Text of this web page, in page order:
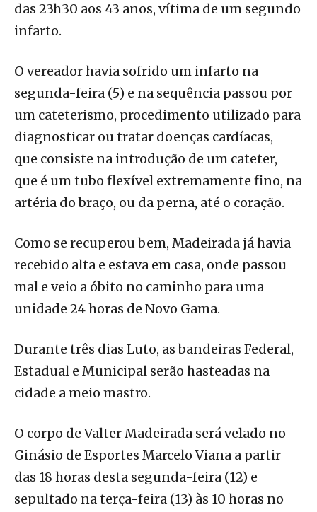
das 23h30 aos 43 anos, vítima de um segundo
infarto.
O vereador havia sofrido um infarto na
segunda-feira (5) e na sequência passou por
um cateterismo, procedimento utilizado para
diagnosticar ou tratar doenças cardíacas,
que consiste na introdução de um cateter,
que é um tubo flexível extremamente fino, na
artéria do braço, ou da perna, até o coração.
Como se recuperou bem, Madeirada já havia
recebido alta e estava em casa, onde passou
mal e veio a óbito no caminho para uma
unidade 24 horas de Novo Gama.
Durante três dias Luto, as bandeiras Federal,
Estadual e Municipal serão hasteadas na
cidade a meio mastro.
O corpo de Valter Madeirada será velado no
Ginásio de Esportes Marcelo Viana a partir
das 18 horas desta segunda-feira (12) e
sepultado na terça-feira (13) às 10 horas no